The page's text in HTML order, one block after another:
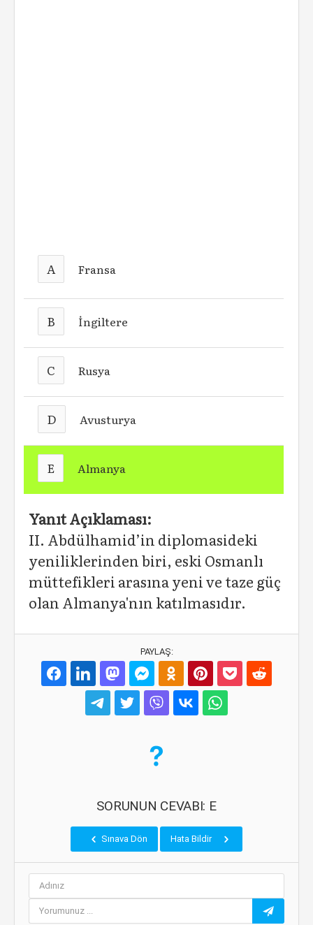
A Fransa
B İngiltere
C Rusya
D Avusturya
E Almanya
Yanıt Açıklaması:
II. Abdülhamid’in diplomasideki
yeniliklerinden biri, eski Osmanlı
müttefikleri arasına yeni ve taze güç
olan Almanya'nın katılmasıdır.
PAYLAŞ:
SORUNUN CEVABI: E
Sınava Dön Hata Bildir